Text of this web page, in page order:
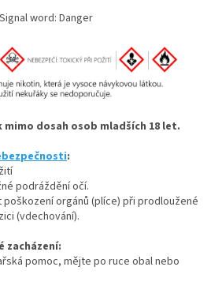
Signal word: Danger
dosah osob mladších 18 let.
:
podráždění očí.
poškození orgánů (plíce) při prodloužené
(vdechování).
zacházení:
pomoc, mějte po ruce obal nebo